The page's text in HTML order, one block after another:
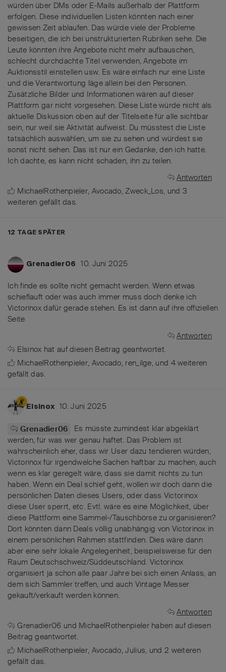
würden über DMs oder E-Mails außerhalb der Plattform
erfolgen. Diese individuellen Listen könnten nach einer
gewissen Zeit ablaufen. Das würde viele der Probleme
beseitigen, die ich bei unstrukturierten Rubriken sehe. Die
Leute könnten ihre Angebote nicht mehr aufbauschen,
schlecht durchdachte Titel verwenden, Angebote im
Auktionsstil einstellen usw. Es wäre einfach nur eine Liste
und die Verantwortung läge allein bei den Personen.
Zusätzliche Bilder und Informationen wären auf dieser
Plattform gar nicht vorgesehen. Diese Liste würde nicht als
aktuelle Diskussion oben auf der Titelseite für alle sichtbar
sein, nur weil sie Aktivität aufweist. Du müsstest die Liste
tatsächlich auswählen, um sie zu sehen und würdest sie
sonst nicht sehen. Das ist nur ein Gedanke, den ich hatte.
Ich dachte, es kann nicht schaden, ihn zu teilen.
Antworten
MichaelRothenpieler, Avocado,Zweck_Los, und 3
weiteren gefällt das.
12 TAGE SPÄTER
Grenadier06 10. Juni 2025
Ich finde es sollte nicht gemacht werden. Wenn etwas
schieflauft oder was auch immer muss doch denke ich
Victorinox dafür gerade stehen. Es ist dann auf ihre offiziellen
Seite
Antworten
Elsinox hat auf diesen Beitrag geantwortet.
MichaelRothenpieler, Avocado, ren_ilge, und 4weiteren
gefällt das.
Elsinox 10. Juni 2025
Grenadier06
Es müsste zumindest klar abgeklärt
werden, für was wer genau haftet. Das Problem ist
wahrscheinlich eher, dass wir User dazu tendieren würden,
Victorinox für irgendwelche Sachen haftbar zu machen, auch
wenn es klar geregelt wäre, dass sie damit nichts zu tun
haben. Wenn ein Deal schief geht, wollen wir doch dann die
persönlichen Daten dieses Users, oder dass Victorinox
diese User sperrt, etc. Evtl. wäre es eine Möglichkeit, über
diese Plattform eine Sammel-/Tauschbörse zu organisieren?
Dort könnten dann Deals völlig unabhängig von Victorinox in
einem persönlichen Rahmen stattfinden. Dies wäre dann
aber eine sehr lokale Angelegenheit, beispielsweise für den
Raum Deutschschweiz/Süddeutschland. Victorinox
organisiert ja schon alle paar Jahre bei sich einen Anlass, an
dem sich Sammler treffen, und auch Vintage Messer
gekauft/verkauft werden können.
Antworten
Grenadier06 und MichaelRothenpieler haben auf diesen
Beitrag geantwortet.
MichaelRothenpieler, Avocado,Julius, und 2 weiteren
gefällt das.